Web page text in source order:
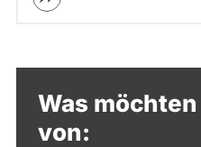
Was
von: